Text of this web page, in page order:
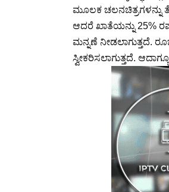
ಮೂಲಕ ಚಲನಚಿತ್ರಗಳನ್ನು
ಆದರೆ ಖಾತೆಯನ್ನು 25%
ಮನ್ನಣೆ ನೀಡಲಾಗುತ್ತದೆ.
ಸ್ವೀಕರಿಸಲಾಗುತ್ತದೆ.